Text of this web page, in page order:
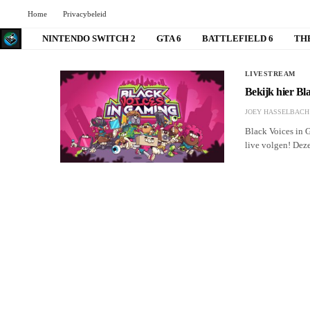
Home Privacybeleid
NINTENDO SWITCH 2 GTA 6 BATTLEFIELD 6
LIVESTREAM
Bekijk hier
JOEY HASSELBACH
Black Voices in
live volgen!